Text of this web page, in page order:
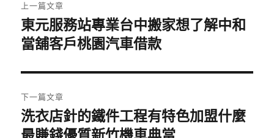
章
導
覽
上一篇文章
上
一
文
章:
東元服務站專業台中搬家想了解中和
當舖客戶桃園汽車借款
下一篇文章
下
一
洗衣店針的鐵件工程有特色加盟什麼